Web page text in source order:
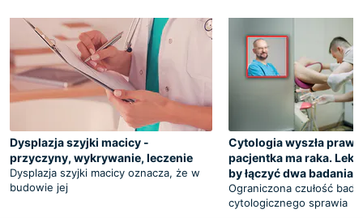
Dysplazja szyjki macicy -
przyczyny, wykrywanie, leczenie
Dysplazja szyjki macicy oznacza, że w
budowie jej
Cytologia wyszła
pacjentka ma raka.
by łączyć dwa badania
Ograniczona czułość
cytologicznego sprawia